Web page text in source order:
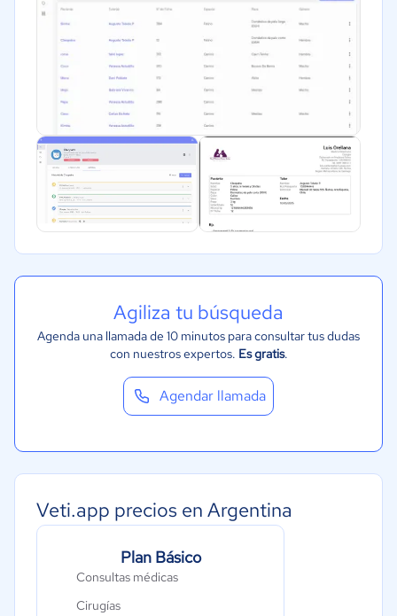
Agiliza tu búsqueda
Agenda una llamada de 10 minutos para consultar tus dudas
con nuestros expertos. Es gratis.
Agendar llamada
Veti.app precios en Argentina
Plan Básico
Consultas médicas
Cirugías